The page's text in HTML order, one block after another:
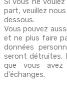
part, veuillez
dessous.
Vous pouvez
et ne plus faire
données
seront détruites.
que vous
d'échanges.